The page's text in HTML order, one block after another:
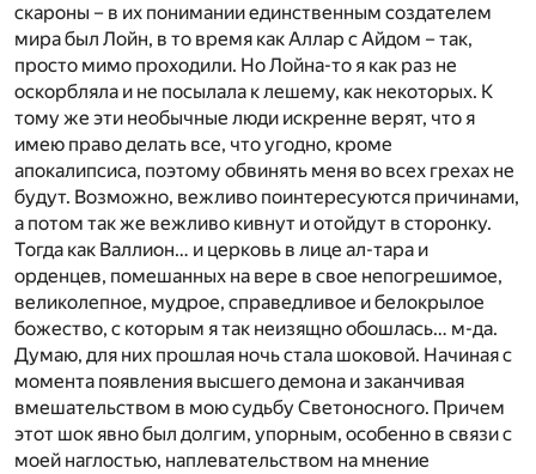
скароны – в их понимании единственным создателем
мира был Лойн, в то время как Аллар с Айдом – так,
просто мимо проходили. Но Лойна-то я как раз не
оскорбляла и не посылала к лешему, как некоторых. К
тому же эти необычные люди искренне верят, что я
имею право делать все, что угодно, кроме
апокалипсиса, поэтому обвинять меня во всех грехах не
будут. Возможно, вежливо поинтересуются причинами,
а потом так же вежливо кивнут и отойдут в сторонку.
Тогда как Валлион… и церковь в лице ал-тара и
орденцев, помешанных на вере в свое непогрешимое,
великолепное, мудрое, справедливое и белокрылое
божество, с которым я так неизящно обошлась… м-да.
Думаю, для них прошлая ночь стала шоковой. Начиная с
момента появления высшего демона и заканчивая
вмешательством в мою судьбу Светоносного. Причем
этот шок явно был долгим, упорным, особенно в связи с
моей наглостью, наплевательством на мнение